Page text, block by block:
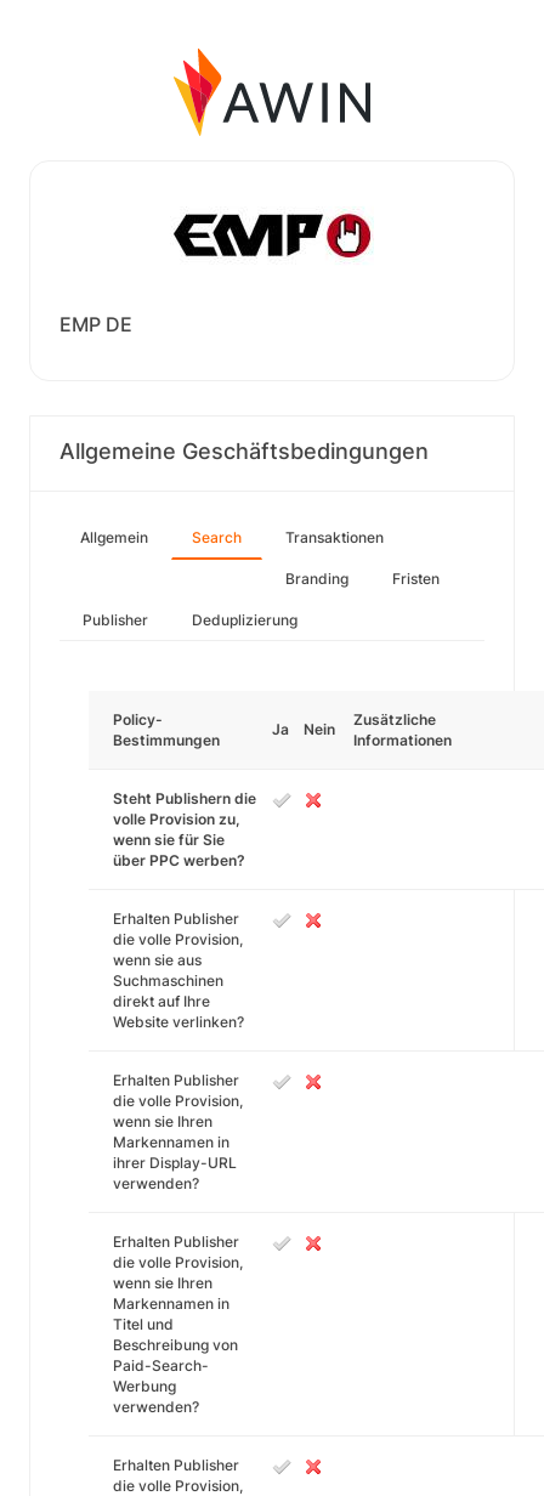
EMP DE
Allgemeine Geschäftsbedingungen
Allgemein Search Transaktionen
Branding Fristen
Publisher Deduplizierung
Policy-
Bestimmungen
Ja Nein
Zusätzliche
Informationen
Steht Publishern die
volle Provision zu,
wenn sie für Sie
über PPC werben?
Erhalten Publisher
die volle Provision,
wenn sie aus
Suchmaschinen
direkt auf Ihre
Website verlinken?
Erhalten Publisher
die volle Provision,
wenn sie Ihren
Markennamen in
ihrer Display-URL
verwenden?
Erhalten Publisher
die volle Provision,
wenn sie Ihren
Markennamen in
Titel und
Beschreibung von
Paid-Search-
Werbung
verwenden?
Erhalten Publisher
die volle Provision,